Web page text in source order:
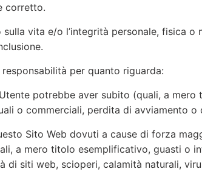
corretto.
vita e/o l’integrità personale, fisica o
per quanto riguarda:
potrebbe aver subito (quali, a
o commerciali, perdita di avviamento o
Sito Web dovuti a cause di forza
a mero titolo esemplificativo, guasti o
di siti web, scioperi, calamità naturali,